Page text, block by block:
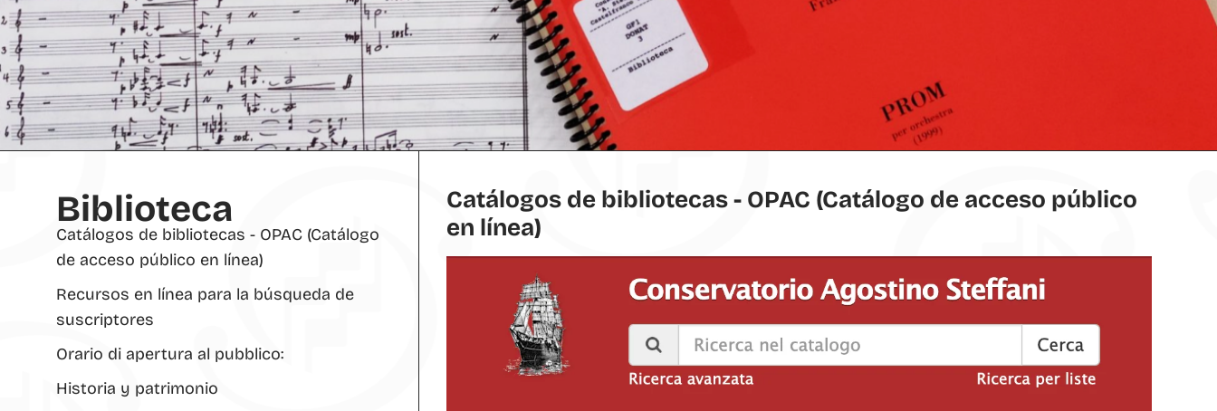
Biblioteca
Catálogos de bibliotecas - OPAC (Catálogo
de acceso público en línea)
Recursos en línea para la búsqueda de
suscriptores
Orario di apertura al pubblico:
Historia y patrimonio
Catálogos de bibliotecas - OPAC (Catálogo de acceso público
en línea)